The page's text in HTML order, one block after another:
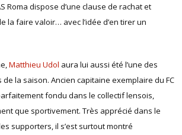
Roma dispose d’une clause de rachat et
la faire valoir… avec l’idée d’en tirer un
Matthieu Udol aura lui aussi été l’une des
la saison. Ancien capitaine exemplaire du FC
fondu dans le collectif lensois,
que sportivement. Très apprécié dans le
supporters, il s’est surtout montré